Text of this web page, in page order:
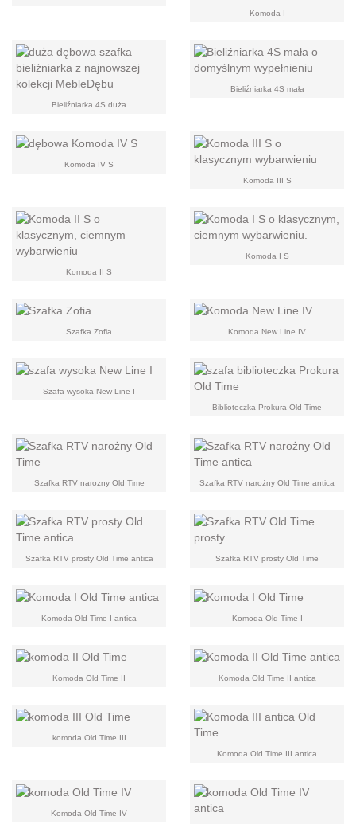
Komoda I
Bieliźniarka 4S duża
Bieliźniarka 4S mała
Komoda IV S
Komoda III S
Komoda II S
Komoda I S
Szafka Zofia Komoda New Line IV
Szafa wysoka New Line I
Biblioteczka Prokura Old Time
Szafka RTV narożny Old Time Szafka RTV narożny Old Time antica
Szafka RTV prosty Old Time antica Szafka RTV prosty Old Time
Komoda Old Time I antica Komoda Old Time I
Komoda Old Time II Komoda Old Time II antica
komoda Old Time III
Komoda Old Time III antica
Komoda Old Time IV